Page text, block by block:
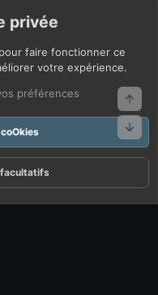
privée
faire fonctionner ce
votre expérience.
préférences
facultatifs